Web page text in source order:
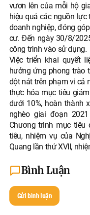
vươn lên của mỗi hộ
hiệu quả các nguồn
doanh nghiệp, đóng
cư. Đến ngày 30/8/
công trình vào sử dụng.
Việc triển khai quyết
hưởng ứng phong trào
dột nát trên phạm vi cả
thực hóa mục tiêu
dưới 10%, hoàn thành
nghèo giai đoạn
Chương trình mục
tiêu, nhiệm vụ của
Quang lần thứ XVII,
Bình Luận
Gửi bình luận